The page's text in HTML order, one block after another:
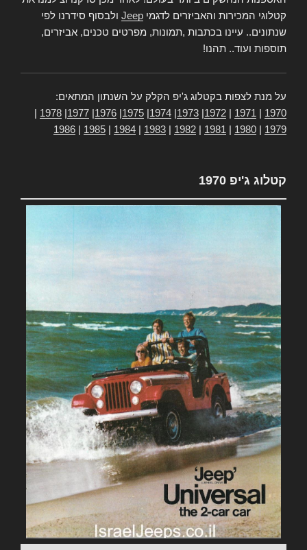
קטלוגי המכירות והאביזרים לדגמי Jeep ולבסוף סידרנו לפי
שנתונים.. עיינו בכתבות ,תמונות, מפרטים טכנים, אביזרים,
תוספות ועוד.. תהנו!
על מנת לצפות בקטלוג ג'יפ הקלק על השנתון המתאים:
1970
1971
1972
1973
1974
1975
1976
1977
1978
1979
1980
1981
1982
1983
1984
1985
1986
קטלוג ג'יפ 1970